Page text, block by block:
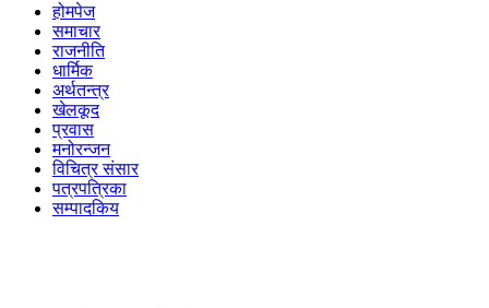
होमपेज
समाचार
राजनीति
धार्मिक
अर्थतन्त्र
खेलकूद
प्रवास
मनोरन्जन
विचित्र संसार
पत्रपत्रिका
सम्पादकिय